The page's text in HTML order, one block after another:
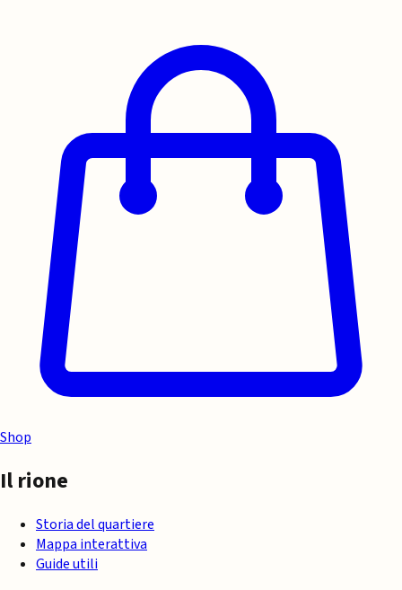
Shop
Il rione
Storia del quartiere
Mappa interattiva
Guide utili